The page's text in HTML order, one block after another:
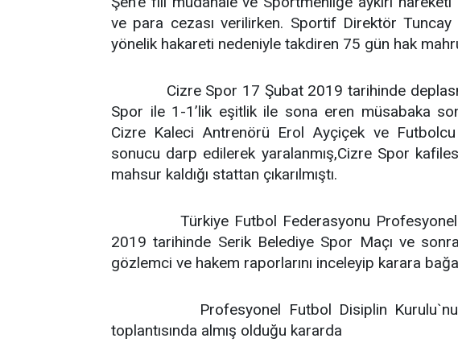
ve para cezası verilirken. Sportif Direktör Tuncay
yönelik hakareti nedeniyle takdiren 75 gün hak
Cizre Spor 17 Şubat 2019 tarihinde
Spor ile 1-1’lik eşitlik ile sona eren müsabaka
Cizre Kaleci Antrenörü Erol Ayçiçek ve Futbolcu
sonucu darp edilerek yaralanmış,Cizre Spor
mahsur kaldığı stattan çıkarılmıştı.
Türkiye Futbol Federasyonu
2019 tarihinde Serik Belediye Spor Maçı ve
gözlemci ve hakem raporlarını inceleyip karara
Profesyonel Futbol Disiplin
toplantısında almış olduğu kararda